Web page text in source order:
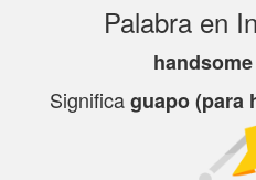
Palabra en
handsome
Significaguapo (para